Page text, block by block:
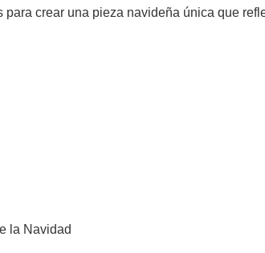
para crear una pieza navideña única que